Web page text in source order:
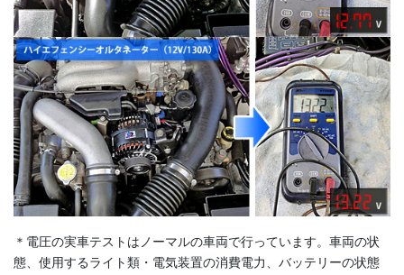
＊電圧の実車テストはノーマルの車両で行っています。車両の状
態、使用するライト類・電気装置の消費電力、バッテリーの状態